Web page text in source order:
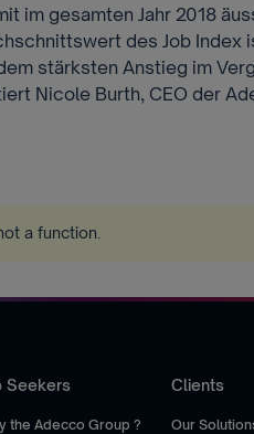
im gesamten Jahr 2018
des Job Index
stärksten Anstieg im
Nicole Burth, CEO der
a function
Seekers
the Adecco Group ?
Clients
Our